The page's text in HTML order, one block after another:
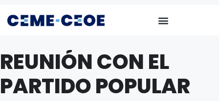
REUNIÓN CON EL
PARTIDO POPULAR